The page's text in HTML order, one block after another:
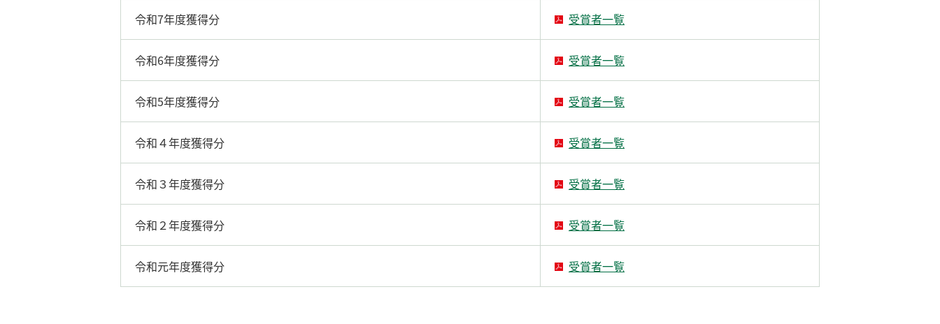
令和7年度獲得分 受賞者一覧
令和6年度獲得分 受賞者一覧
令和5年度獲得分 受賞者一覧
令和４年度獲得分 受賞者一覧
令和３年度獲得分 受賞者一覧
令和２年度獲得分 受賞者一覧
令和元年度獲得分 受賞者一覧